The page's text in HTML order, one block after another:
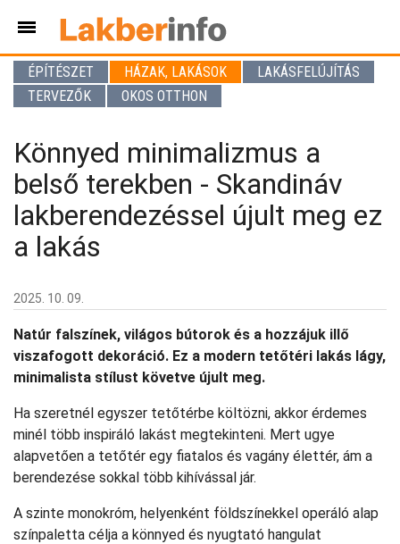
ÉPÍTÉSZET HÁZAK, LAKÁSOK
LAKÁSFELÚJÍTÁS
TERVEZŐK
OKOS OTTHON
Könnyed minimalizmus a
belső terekben - Skandináv
lakberendezéssel újult meg ez
a lakás
2025. 10. 09.
Natúr falszínek, világos bútorok és a hozzájuk illő
viszafogott dekoráció. Ez a modern tetőtéri lakás lágy,
minimalista stílust követve újult meg.
Ha szeretnél egyszer tetőtérbe költözni, akkor érdemes
minél több inspiráló lakást megtekinteni. Mert ugye
alapvetően a tetőtér egy fiatalos és vagány élettér, ám a
berendezése sokkal több kihívással jár.
A szinte monokróm, helyenként földszínekkel operáló alap
színpaletta célja a könnyed és nyugtató hangulat